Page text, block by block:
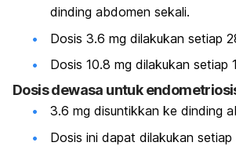
dinding abdomen sekali.
Dosis 3.6 mg dilakukan setiap
Dosis 10.8 mg dilakukan setiap
Dosis dewasa untuk
3.6 mg disuntikkan ke dinding
Dosis ini dapat dilakukan setiap